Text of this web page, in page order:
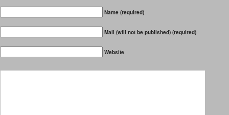
Name (required)
Mail (will not be published) (required)
Website